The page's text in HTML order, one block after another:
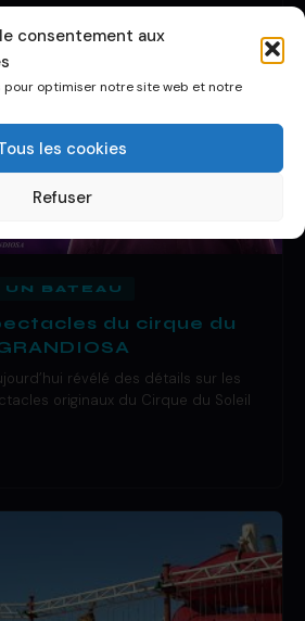
consentement aux
pour optimiser notre site web et notre
les cookies
Refuser
BATEAU
du cirque du
révélé des détails sur les
originaux du Cirque du Soleil